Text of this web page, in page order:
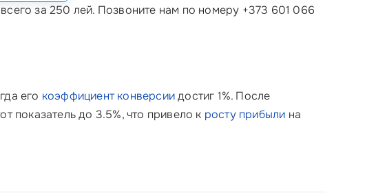
за 250 лей. Позвоните нам по номеру +373 601 066
его коэффициент конверсиидостиг 1%. После
показатель до 3.5%, что привело к росту прибыли на